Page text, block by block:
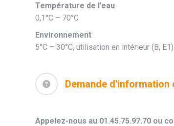
Température de l’eau
0,1°C – 70°C
Environnement
5°C – 30°C, utilisation en intérieur (B, E1)
Demande d'information
Appelez-nous au 01.45.75.97.70 ou